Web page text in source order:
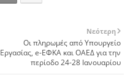
Νεότερη
Οι πληρωμές από Υπουργείο
Εργασίας, e-ΕΦΚΑ και ΟΑΕΔ για την
περίοδο 24-28 Ιανουαρίου